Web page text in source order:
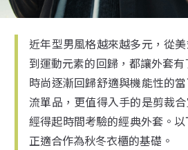
近年型男風格越來越多元，從
到運動元素的回歸，都讓外套
時尚逐漸回歸舒適與機能性的
流單品，更值得入手的是剪裁
經得起時間考驗的經典外套。以
正適合作為秋冬衣櫃的基礎。